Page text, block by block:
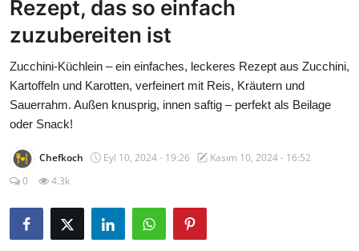
Rezept, das so einfach
zuzubereiten ist
Zucchini-Küchlein – ein einfaches, leckeres Rezept aus Zucchini,
Kartoffeln und Karotten, verfeinert mit Reis, Kräutern und
Sauerrahm. Außen knusprig, innen saftig – perfekt als Beilage
oder Snack!
Chefkoch Eyl 10, 2024 - 19:26
Kasım 10, 2024 - 16:52
0
4.3k